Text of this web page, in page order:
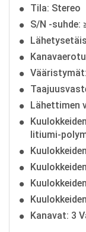
Tila: Stereo
S/N -suhde:
Lähettimen
litiumi-
Kanavat: 3